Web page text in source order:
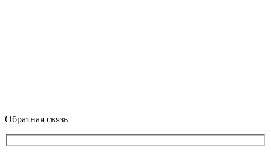
Обратная связь